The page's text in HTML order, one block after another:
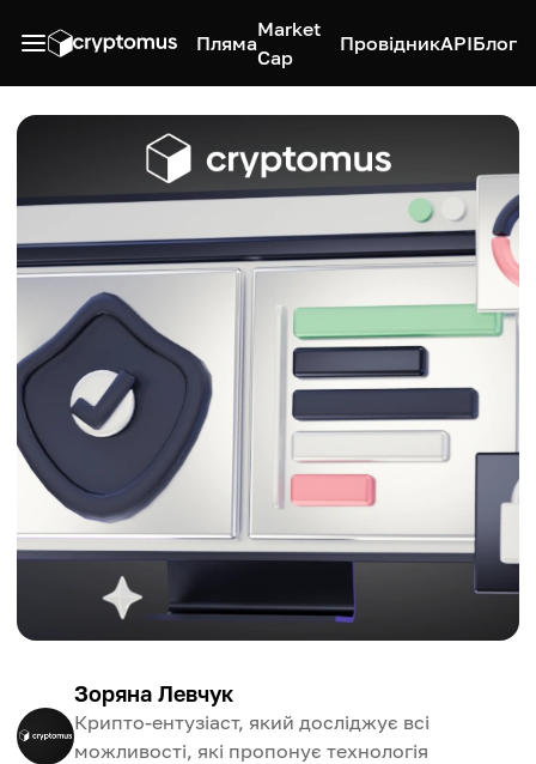
Пляма
Market
Cap
ПровідникAPIБлог
Зоряна Левчук
Крипто-ентузіаст, який досліджує всі
можливості, які пропонує технологія